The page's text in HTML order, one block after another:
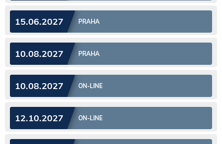
15.06.2027 PRAHA
10.08.2027 PRAHA
10.08.2027 ON-LINE
12.10.2027 ON-LINE